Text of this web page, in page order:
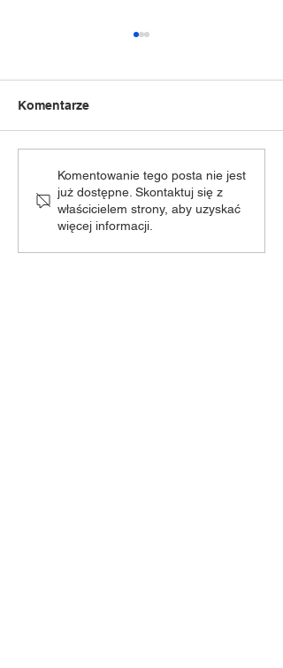
Podsumowanie
teatralno-plastyczne
Komentarze
Komentowanie tego posta nie jest
już dostępne. Skontaktuj się z
właścicielem strony, aby uzyskać
więcej informacji.